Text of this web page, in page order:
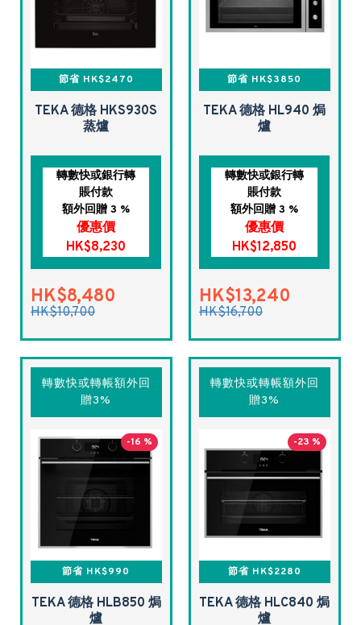
節省 HK$2470
TEKA 德格 HKS930S
蒸爐
轉數快或銀行轉
賬付款
額外回贈 3 %
優惠價
HK$8,230
HK$8,480
HK$10,700
節省 HK$3850
TEKA 德格 HL940 焗
爐
轉數快或銀行轉
賬付款
額外回贈 3 %
優惠價
HK$12,850
HK$13,240
HK$16,700
轉數快或轉帳額外回
贈3%
-16 %
節省 HK$990
TEKA 德格 HLB850 焗
爐
轉數快或轉帳額外回
贈3%
-23 %
節省 HK$2280
TEKA 德格 HLC840 焗
爐